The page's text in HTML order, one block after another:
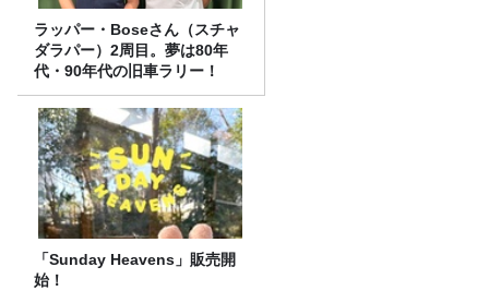
ラッパー・Boseさん（スチャ
ダラパー）2周目。夢は80年
代・90年代の旧車ラリー！
「Sunday Heavens」販売開
始！